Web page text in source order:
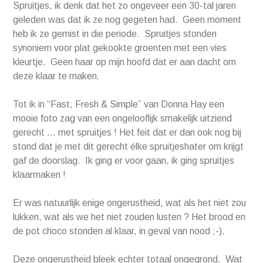
Spruitjes, ik denk dat het zo ongeveer een 30-tal jaren
geleden was dat ik ze nog gegeten had. Geen moment
heb ik ze gemist in die periode. Spruitjes stonden
synoniem voor plat gekookte groenten met een vies
kleurtje. Geen haar op mijn hoofd dat er aan dacht om
deze klaar te maken.
Tot ik in “Fast, Fresh & Simple” van Donna Hay een
mooie foto zag van een ongelooflijk smakelijk uitziend
gerecht … met spruitjes ! Het feit dat er dan ook nog bij
stond dat je met dit gerecht élke spruitjeshater om krijgt
gaf de doorslag. Ik ging er voor gaan, ik ging spruitjes
klaarmaken !
Er was natuurlijk enige ongerustheid, wat als het niet zou
lukken, wat als we het niet zouden lusten ? Het brood en
de pot choco stonden al klaar, in geval van nood ;-).
Deze ongerustheid bleek echter totaal ongegrond. Wat